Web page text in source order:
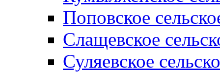
Поповское
Слащевское
Суляевское